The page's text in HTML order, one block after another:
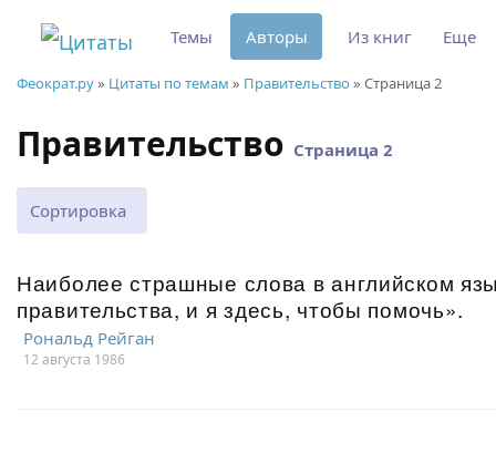
Феократ.ру» Цитаты по темам » Правительство» Страница 2
Правительство Страница 2
Сортировка
Наиболее страшные слова в английском
правительства, и я здесь, чтобы помочь».
Рональд Рейган
12 августа 1986
Темы Авторы Из книг Еще